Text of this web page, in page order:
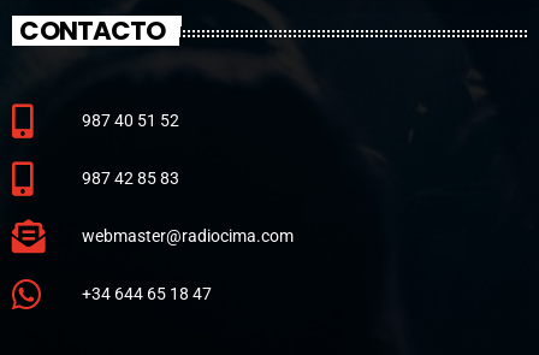
CONTACTO
987 40 51 52
987 42 85 83
webmaster@radiocima.com
+34 644 65 18 47